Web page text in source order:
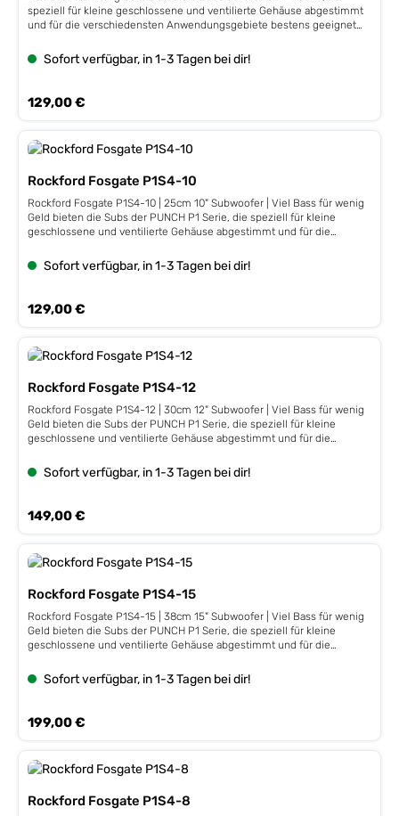
speziell für kleine geschlossene und ventilierte Gehäuse abgestimmt
und für die verschiedensten Anwendungsgebiete bestens geeignet
Stahlkorb,Fs 30 Hz, Qts 0,52, VAS 40,0 L, 85 dB, Xmax 9
mmEinbautiefe 135 mm, Einbauöffnung 232 mm
Sofort verfügbar, in 1-3 Tagen bei dir!
Regulärer Preis:
129,00 €
Rockford Fosgate P1S4-10
Rockford Fosgate P1S4-10 | 25cm 10" Subwoofer | Viel Bass für wenig
Geld bieten die Subs der PUNCH P1 Serie, die speziell für kleine
geschlossene und ventilierte Gehäuse abgestimmt und für die
Leistung 250 / 500 Watt, 4 ΩImpedanz 4 Ω, 50 mm / 2" VC,
Stahlkorb,Fs 30 Hz, Qts 0,52, VAS 40,0 L, 85 dB, Xmax 9
Sofort verfügbar, in 1-3 Tagen bei dir!
Regulärer Preis:
129,00 €
Rockford Fosgate P1S4-12
Rockford Fosgate P1S4-12 | 30cm 12" Subwoofer | Viel Bass für wenig
Geld bieten die Subs der PUNCH P1 Serie, die speziell für kleine
geschlossene und ventilierte Gehäuse abgestimmt und für die
Leistung 250 / 500 Watt, 4 ΩImpedanz 4 Ω, 50 mm / 2" VC,
Stahlkorb,Fs 25 Hz, Qts 0,55, VAS 88,3 L, 86 dB, Xmax 9
Sofort verfügbar, in 1-3 Tagen bei dir!
Regulärer Preis:
149,00 €
Rockford Fosgate P1S4-15
Rockford Fosgate P1S4-15 | 38cm 15" Subwoofer | Viel Bass für wenig
Geld bieten die Subs der PUNCH P1 Serie, die speziell für kleine
geschlossene und ventilierte Gehäuse abgestimmt und für die
Leistung 250 / 500 Watt, 4 ΩImpedanz 2 Ω, 50 mm / 2" VC,
Stahlkorb,Fs 23 Hz, Qts 0,55, VAS 191,5 L, 87 dB, Xmax 9
Sofort verfügbar, in 1-3 Tagen bei dir!
Regulärer Preis:
199,00 €
Rockford Fosgate P1S4-8